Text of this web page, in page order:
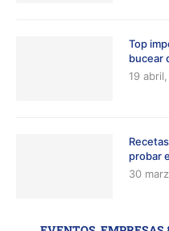
Top
bucear
19
probar
30